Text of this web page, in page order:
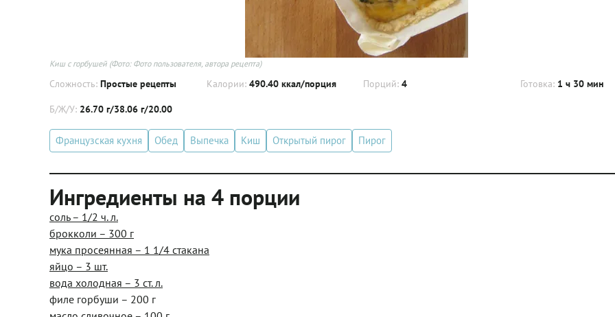
Киш с горбушей (Фото: Фото пользователя, автора рецепта)
Сложность: Простые рецепты Калории: 490.40 ккал/порция Порций: 4 Готовка: 1 ч 30 мин
Б/Ж/У: 26.70 г/38.06 г/20.00
Французская кухня Обед Выпечка Киш Открытый пирог Пирог
Ингредиенты на 4 порции
соль – 1/2 ч. л.
брокколи – 300 г
мука просеянная – 1 1/4 стакана
яйцо – 3 шт.
вода холодная – 3 ст. л.
филе горбуши – 200 г